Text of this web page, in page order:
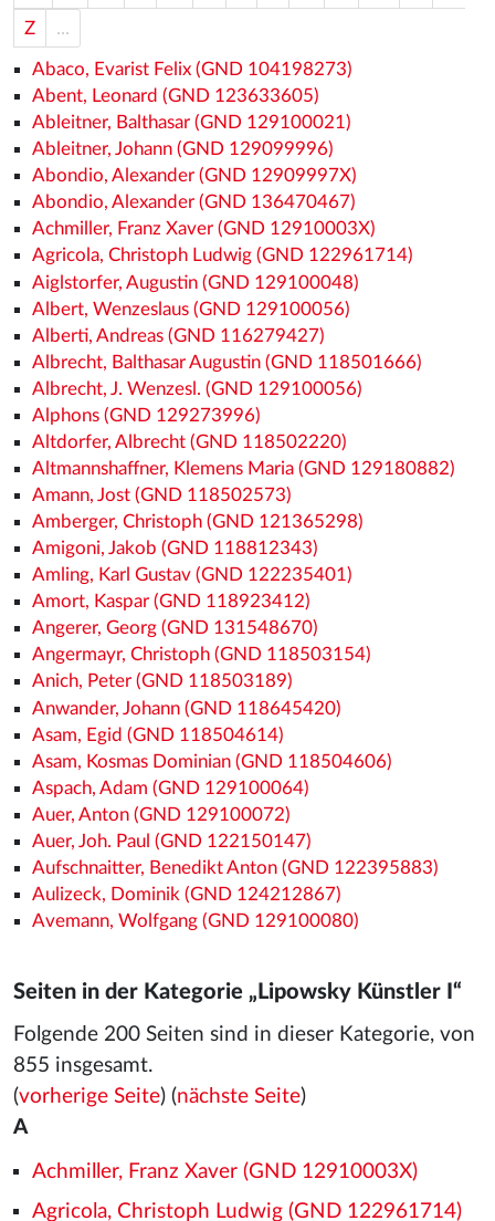
Z ...
Abaco, Evarist Felix (GND 104198273)
Abent, Leonard (GND 123633605)
Ableitner, Balthasar (GND 129100021)
Ableitner, Johann (GND 129099996)
Abondio, Alexander (GND 12909997X)
Abondio, Alexander (GND 136470467)
Achmiller, Franz Xaver (GND 12910003X)
Agricola, Christoph Ludwig (GND 122961714)
Aiglstorfer, Augustin (GND 129100048)
Albert, Wenzeslaus (GND 129100056)
Alberti, Andreas (GND 116279427)
Albrecht, Balthasar Augustin (GND 118501666)
Albrecht, J. Wenzesl. (GND 129100056)
Alphons (GND 129273996)
Altdorfer, Albrecht (GND 118502220)
Altmannshaffner, Klemens Maria (GND 129180882)
Amann, Jost (GND 118502573)
Amberger, Christoph (GND 121365298)
Amigoni, Jakob (GND 118812343)
Amling, Karl Gustav (GND 122235401)
Amort, Kaspar (GND 118923412)
Angerer, Georg (GND 131548670)
Angermayr, Christoph (GND 118503154)
Anich, Peter (GND 118503189)
Anwander, Johann (GND 118645420)
Asam, Egid (GND 118504614)
Asam, Kosmas Dominian (GND 118504606)
Aspach, Adam (GND 129100064)
Auer, Anton (GND 129100072)
Auer, Joh. Paul (GND 122150147)
Aufschnaitter, Benedikt Anton (GND 122395883)
Aulizeck, Dominik (GND 124212867)
Avemann, Wolfgang (GND 129100080)
Seiten in der Kategorie „Lipowsky Künstler I“
Folgende 200 Seiten sind in dieser Kategorie, von
855 insgesamt.
(vorherige Seite) (nächste Seite)
A
Achmiller, Franz Xaver (GND 12910003X)
Agricola, Christoph Ludwig (GND 122961714)